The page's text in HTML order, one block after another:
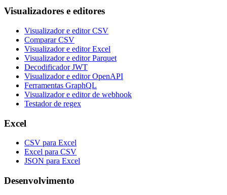
Visualizadores e editores
Visualizador e editor CSV
Comparar CSV
Visualizador e editor Excel
Visualizador e editor Parquet
Decodificador JWT
Visualizador e editor OpenAPI
Ferramentas GraphQL
Visualizador e editor de webhook
Testador de regex
Excel
CSV para Excel
Excel para CSV
JSON para Excel
Desenvolvimento